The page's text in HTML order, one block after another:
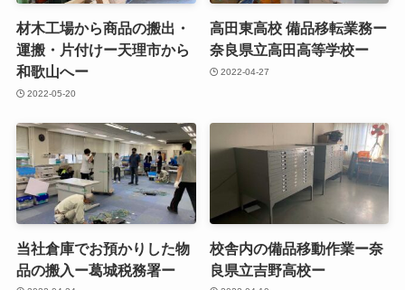
材木工場から商品の搬出・
運搬・片付けー天理市から
和歌山へー
2022-05-20
高田東高校 備品移転業務ー
奈良県立高田高等学校ー
2022-04-27
当社倉庫でお預かりした物
品の搬入ー葛城税務署ー
校舎内の備品移動作業ー奈
良県立吉野高校ー